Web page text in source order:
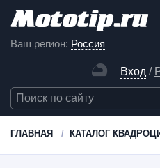
Ваш регион: Россия
Вход /
ГЛАВНАЯ КАТАЛОГ